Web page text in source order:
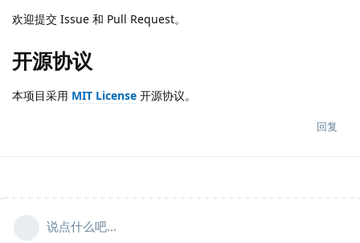
欢迎提交 Issue 和 Pull Request。
开源协议
本项目采用 MIT License 开源协议。
回复
说点什么吧...